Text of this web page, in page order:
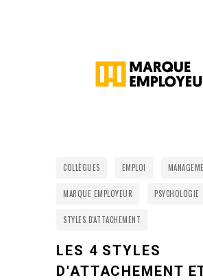
COLLÈGUES EMPLOI
MARQUE EMPLOYEUR PSYCHOLOGIE
STYLES D'ATTACHEMENT
LES 4 STYLES
D'ATTACHEMENT